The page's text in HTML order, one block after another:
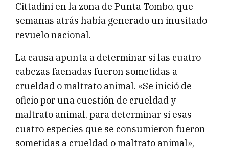
Cittadini en la zona de Punta Tombo, que
semanas atrás había generado un inusitado
revuelo nacional.
La causa apunta a determinar si las cuatro
cabezas faenadas fueron sometidas a
crueldad o maltrato animal. «Se inició de
oficio por una cuestión de crueldad y
maltrato animal, para determinar si esas
cuatro especies que se consumieron fueron
sometidas a crueldad o maltrato animal»,